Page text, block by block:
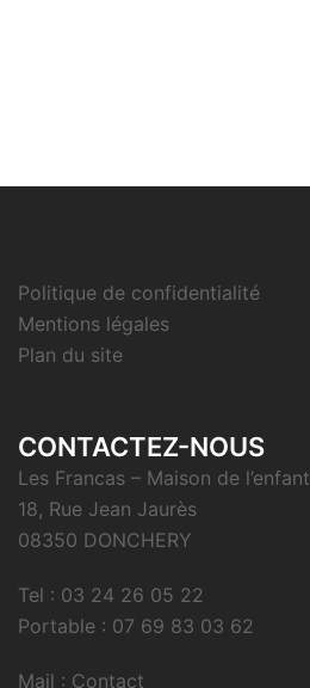
Politique de confidentialité
Mentions légales
Plan du site
CONTACTEZ-NOUS
Les Francas – Maison de l’enfant
18, Rue Jean Jaurès
08350 DONCHERY
Tel : 03 24 26 05 22
Portable : 07 69 83 03 62
Mail : Contact